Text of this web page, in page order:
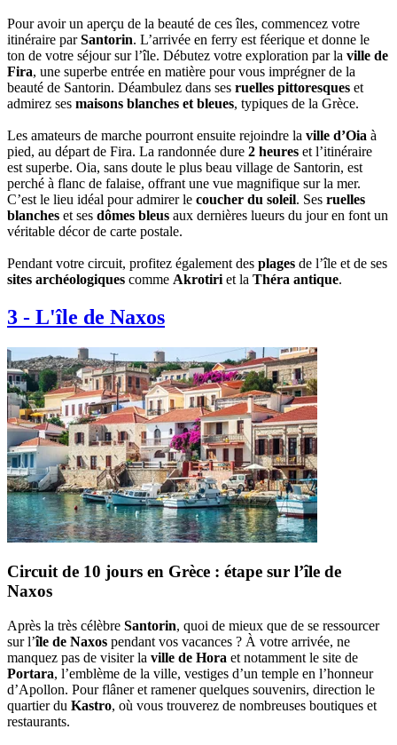
Pour avoir un aperçu de la beauté de ces îles, commencez votre
itinéraire parSantorin. L’arrivée en ferry est féerique et donne le
ton de votre séjour sur l’île. Débutez votre exploration par la ville de
Fira, une superbe entrée en matière pour vous imprégner de la
beauté de Santorin. Déambulez dans ses ruelles pittoresques et
admirez ses maisons blanches et bleues, typiques de la Grèce.
Les amateurs de marche pourront ensuite rejoindre la ville d’Oia à
pied, au départ de Fira. La randonnée dure 2 heures et l’itinéraire
est superbe. Oia, sans doute le plus beau village de Santorin, est
perché à flanc de falaise, offrant une vue magnifique sur la mer.
C’est le lieu idéal pour admirer le coucher du soleil. Ses ruelles
blanches et ses dômes bleus aux dernières lueurs du jour en font un
véritable décor de carte postale.
Pendant votre circuit, profitez également des plages de l’île et de ses
sites archéologiques comme Akrotiri et la Théra antique.
3 - L'île de Naxos
Circuit de 10 jours en Grèce : étape sur l’île de
Naxos
Après la très célèbre Santorin, quoi de mieux que de se ressourcer
sur l’île de Naxos pendant vos vacances ? À votre arrivée, ne
manquez pas de visiter la ville de Hora et notamment le site de
Portara, l’emblème de la ville, vestiges d’un temple en l’honneur
d’Apollon. Pour flâner et ramener quelques souvenirs, direction le
quartier du Kastro, où vous trouverez de nombreuses boutiques et
restaurants.